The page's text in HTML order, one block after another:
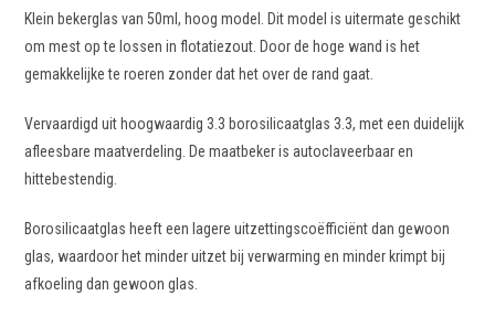
Klein bekerglas van 50ml, hoog model. Dit model is uitermate geschikt
om mest op te lossen in flotatiezout. Door de hoge wand is het
gemakkelijke te roeren zonder dat het over de rand gaat.
Vervaardigd uit hoogwaardig 3.3 borosilicaatglas 3.3, met een duidelijk
afleesbare maatverdeling. De maatbeker is autoclaveerbaar en
hittebestendig.
Borosilicaatglas heeft een lagere uitzettingscoëfficiënt dan gewoon
glas, waardoor het minder uitzet bij verwarming en minder krimpt bij
afkoeling dan gewoon glas.